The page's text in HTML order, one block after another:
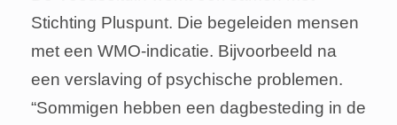
Stichting Pluspunt. Die begeleiden mensen
met een WMO-indicatie. Bijvoorbeeld na
een verslaving of psychische problemen.
“Sommigen hebben een dagbesteding in de